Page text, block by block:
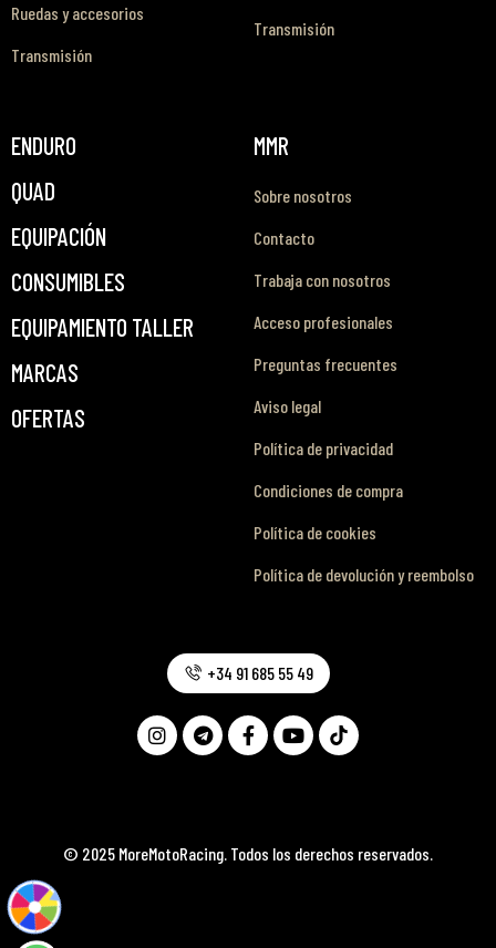
Ruedas y accesorios
Transmisión
Transmisión
ENDURO
QUAD
EQUIPACIÓN
CONSUMIBLES
EQUIPAMIENTO TALLER
MARCAS
OFERTAS
MMR
Sobre nosotros
Contacto
Trabaja con nosotros
Acceso profesionales
Preguntas frecuentes
Aviso legal
Política de privacidad
Condiciones de compra
Política de cookies
Política de devolución y reembolso
© 2025 MoreMotoRacing. Todos los derechos reservados.
+34 91 685 55 49